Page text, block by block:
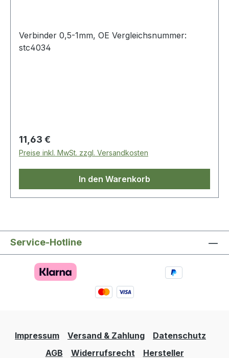
Verbinder 0,5-1mm, OE Vergleichsnummer:
stc4034
Regulärer Preis:
11,63 €
Preise inkl. MwSt. zzgl. Versandkosten
In den Warenkorb
Service-Hotline
Impressum Versand & Zahlung
Datenschutz
AGB
Widerrufsrecht Hersteller